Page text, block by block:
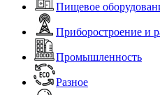
Пищевое
Приборостроение и
Промышленность
Разное